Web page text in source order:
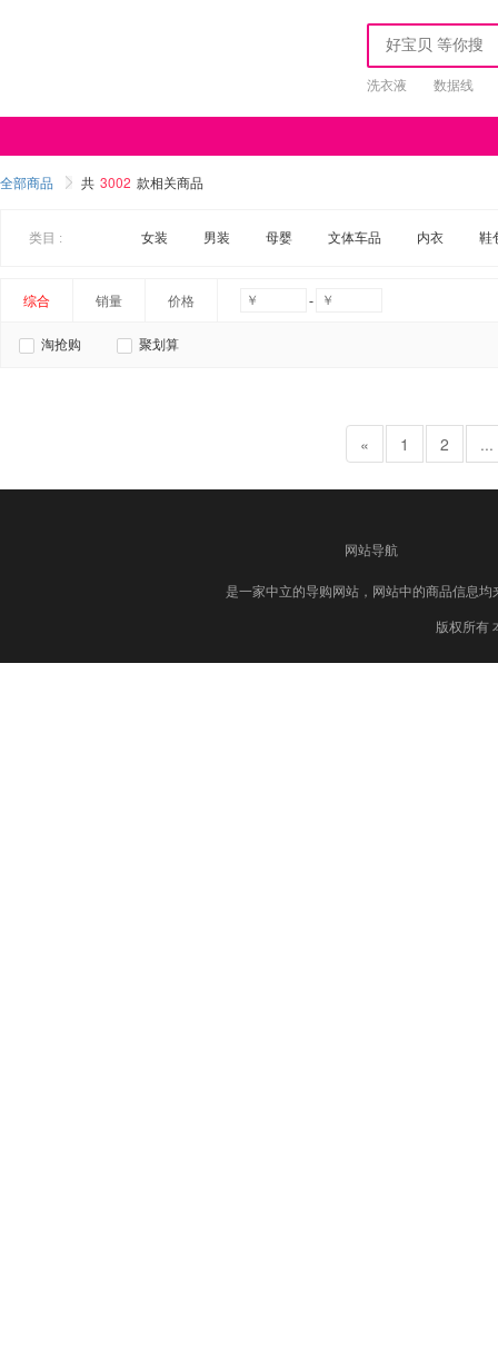
洗衣液 数据线
全部商品 共 3002 款相关商品
类目 : 女装 男装 母婴 文体车品 内衣 鞋
综合 销量 价格 -
淘抢购 聚划算
« 1 2 ...
网站导航
是一家中立的导购网站，网站中的商品信息
版权所有